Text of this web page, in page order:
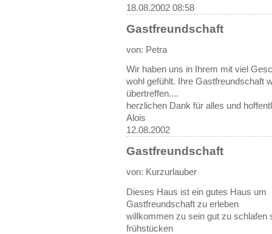
18.08.2002 08:58
Gastfreundschaft
von: Petra
Wir haben uns in Ihrem mit viel
wohl gefühlt. Ihre Gastfreundschaft
übertreffen....
herzlichen Dank für alles und
Alois
12.08.2002
Gastfreundschaft
von: Kurzurlauber
Dieses Haus ist ein gutes Haus um
Gastfreundschaft zu erleben
willkommen zu sein gut zu schlafen
frühstücken